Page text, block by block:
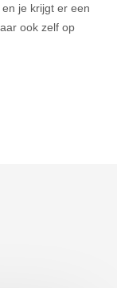
je krijgt er een
ook zelf op